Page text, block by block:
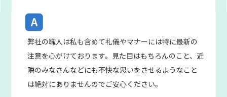
弊社の職人は私も含めて礼儀やマナーには特に最新の
注意を心がけております。見た目はもちろんのこと、近
隣のみなさんなどにも不快な思いをさせるようなこと
は絶対にありませんのでご安心ください。